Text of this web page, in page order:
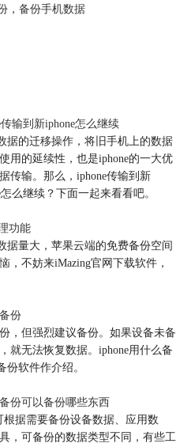
， 备份手机数据
输到新iphone怎么继续
据的迁移操作，将旧手机上的数据
用的延续性，也是iphone的一大优
传输。那么，iphone传输到新
么继续？下面一起来看看吧。
功能
据量大，苹果云端的免费备份空间
，不妨来iMazing官网下载软件，
份
，但强烈建议备份。如果设备未备
就无法恢复数据。iphone用什么备
份软件作介绍。
份可以备份哪些东西
根据需要备份设备数据、应用数
，可备份的数据类型不同，有些工